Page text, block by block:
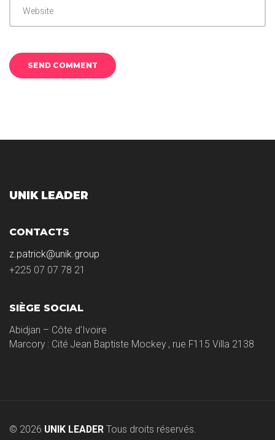
UNIK LEADER
CONTACTS
z.patrick@unik.group
+225 07 07 78 21
SIÈGE SOCIAL
Abidjan – Côte d’Ivoire
Marcory : Cité Jean Baptiste Mockey , rue F115 Villa 2138
© 2026 UNIK LEADER Tous droits réservés.